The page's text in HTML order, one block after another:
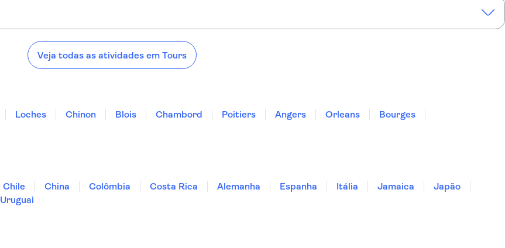
Veja todas as atividades em Tours
Loches Chinon Blois Chambord Poitiers Angers Orleans
Bourges
Chile China Colômbia Costa Rica Alemanha Espanha Itália Jamaica
Japão
Uruguai